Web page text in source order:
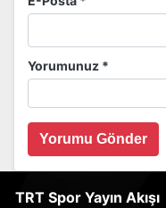
Yorumunuz *
Yorumu Gönder
TRT Spor Yayın Akışı